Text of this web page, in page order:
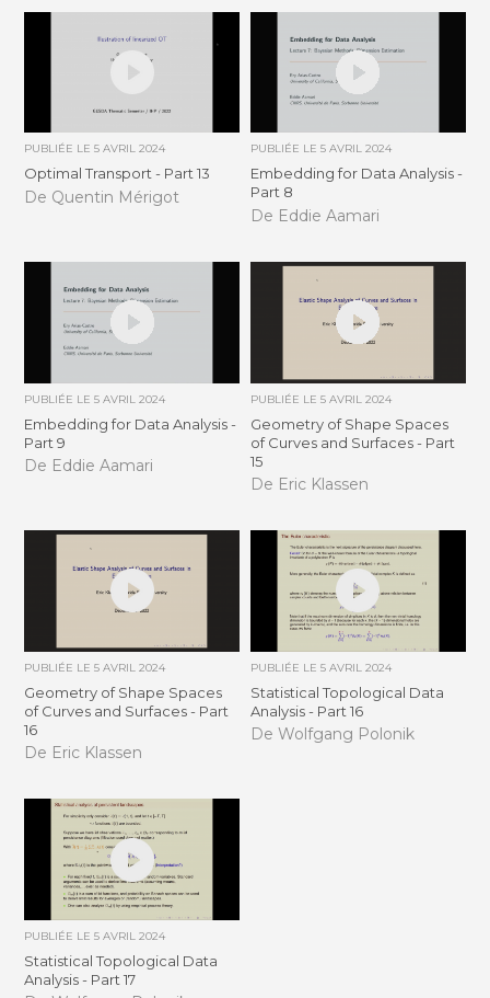
PUBLIÉE LE5 AVRIL 2024
Optimal Transport - Part 13
De Quentin Mérigot
PUBLIÉE LE 5 AVRIL 2024
Embedding for Data Analysis -
Part 8
De Eddie Aamari
PUBLIÉE LE5 AVRIL 2024
Embedding for Data Analysis -
Part 9
De Eddie Aamari
PUBLIÉE LE 5 AVRIL 2024
Geometry of Shape Spaces
of Curves and Surfaces - Part
15
De Eric Klassen
PUBLIÉE LE5 AVRIL 2024
Geometry of Shape Spaces
of Curves and Surfaces - Part
16
De Eric Klassen
PUBLIÉE LE 5 AVRIL 2024
Statistical Topological Data
Analysis - Part 16
De Wolfgang Polonik
PUBLIÉE LE5 AVRIL 2024
Statistical Topological Data
Analysis - Part 17